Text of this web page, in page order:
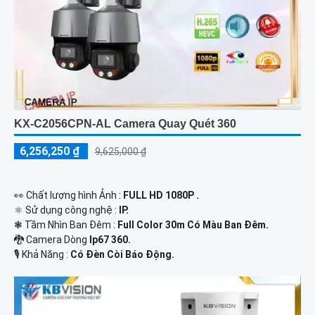
KX-C2056CPN-AL Camera Quay Quét 360
6,256,250 ₫ 9,625,000 ₫
️👀 Chất lượng hình Ảnh : FULL HD 1080P .
⚛️ Sử dụng công nghệ :
IP.
❃ Tầm Nhìn Ban Đêm : Full Color 30m Có Màu Ban Ðêm.
🐉️ Camera Dòng Ip67 360.
️🎙 Khả Năng : Có Ðèn Còi Báo Động.